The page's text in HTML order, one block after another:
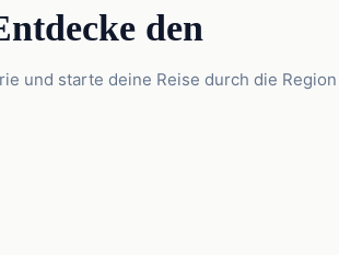
den
und starte deine Reise durch die Region